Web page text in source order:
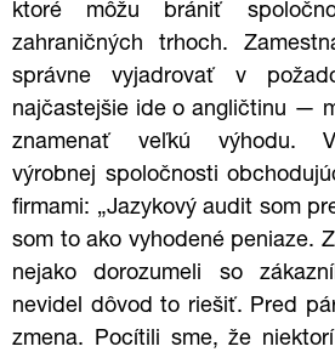
ktoré môžu brániť
zahraničných trhoch.
správne vyjadrovať v
najčastejšie ide o angličtinu —
znamenať veľkú výhodu.
výrobnej spoločnosti
firmami: „Jazykový audit som
som to ako vyhodené peniaze.
nejako dorozumeli so
nevidel dôvod to riešiť. Pred
zmena. Pocítili sme, že